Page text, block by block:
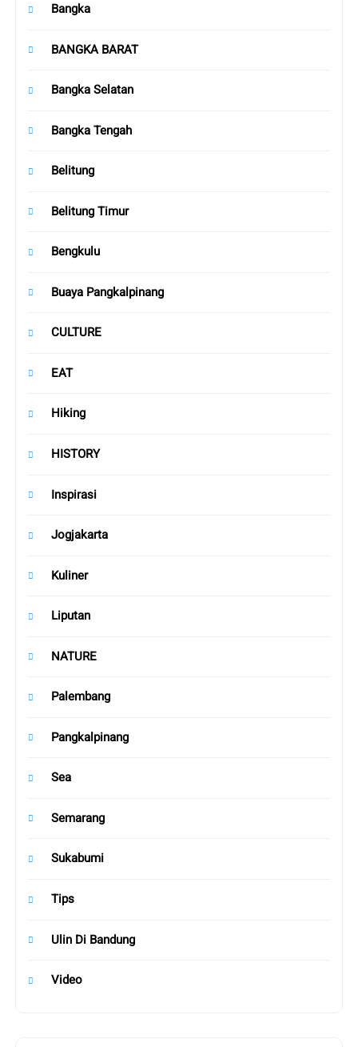
Bangka
BANGKA BARAT
Bangka Selatan
Bangka Tengah
Belitung
Belitung Timur
Bengkulu
Buaya Pangkalpinang
CULTURE
EAT
Hiking
HISTORY
Inspirasi
Jogjakarta
Kuliner
Liputan
NATURE
Palembang
Pangkalpinang
Sea
Semarang
Sukabumi
Tips
Ulin Di Bandung
Video